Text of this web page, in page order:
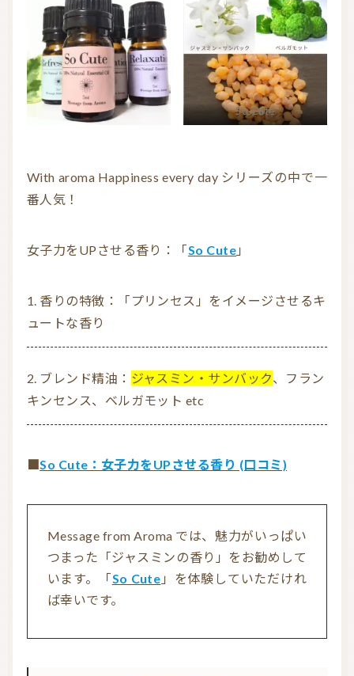
So Cute
With aroma Happiness every day シリーズの中で一
番人気！
女子力をUPさせる香り：「So Cute 」
香りの特徴：「プリンセス」をイメージさせるキ
ュートな香り
ブレンド精油： ジャスミン・サンバック、フラン
キンセンス、ベルガモット etc
■So Cute：女子力をUPさせる香り (口コミ)
Message from Aroma では、魅力がいっぱい
つまった「ジャスミンの香り」をお勧めして
います。「So Cute 」を体験していただけれ
ば幸いです。